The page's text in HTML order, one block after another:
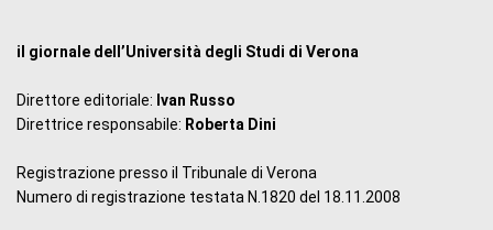
il giornale dell’Università degli Studi di Verona
Direttore editoriale: Ivan Russo
Direttrice responsabile: Roberta Dini
Registrazione presso il Tribunale di Verona
Numero di registrazione testata N.1820 del 18.11.2008